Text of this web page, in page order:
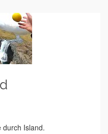
durch Island.